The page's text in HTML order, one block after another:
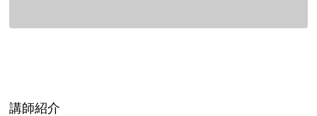
講師紹介